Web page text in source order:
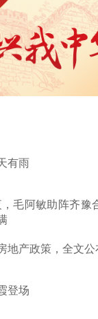
有雨
毛阿敏助阵齐豫
地产政策，全文公
登场